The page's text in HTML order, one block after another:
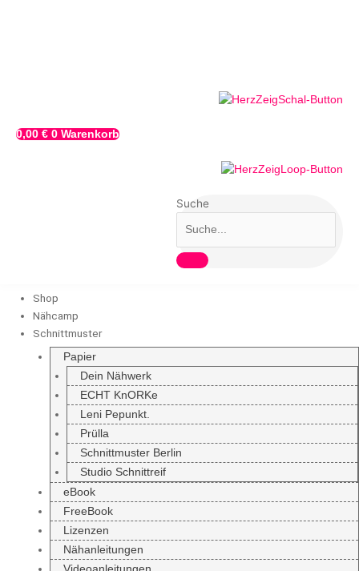
0,00 € 0 Warenkorb
Suche
Shop
Nähcamp
Schnittmuster
Papier
Dein Nähwerk
ECHT KnORKe
Leni Pepunkt.
Prülla
Schnittmuster Berlin
Studio Schnittreif
eBook
FreeBook
Lizenzen
Nähanleitungen